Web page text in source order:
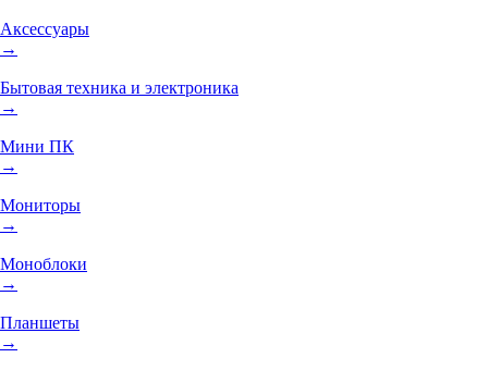
Аксессуары
→
Бытовая техника и электроника
→
Мини ПК
→
Мониторы
→
Моноблоки
→
Планшеты
→